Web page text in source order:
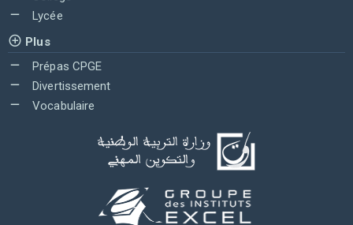
Lycée
Plus
Prépas CPGE
Divertissement
Vocabulaire